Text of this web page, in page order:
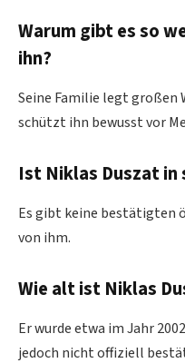
Warum gibt es so
ihn?
Seine Familie legt großen
schützt ihn bewusst vor
Ist Niklas Duszat in
Es gibt keine bestätigten
von ihm.
Wie alt ist Niklas
Er wurde etwa im Jahr
jedoch nicht offiziell